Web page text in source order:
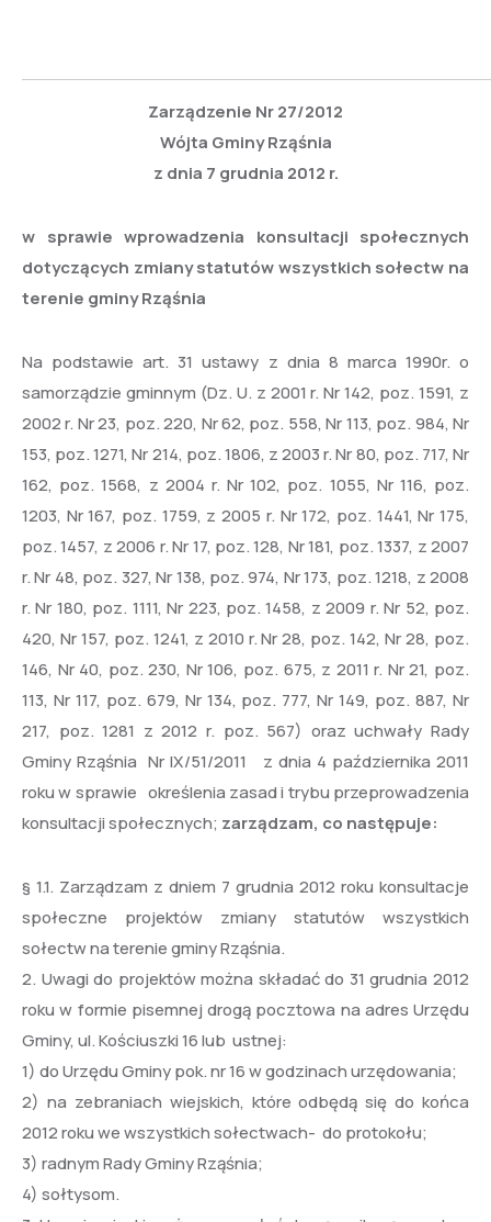
Zarządzenie Nr 27/2012
Wójta Gminy Rząśnia
z dnia 7 grudnia 2012 r.
w sprawie wprowadzenia konsultacji społecznych
dotyczących zmiany statutów wszystkich sołectw na
terenie gminy Rząśnia
Na podstawie art. 31 ustawy z dnia 8 marca 1990r. o
samorządzie gminnym (Dz. U. z 2001 r. Nr 142, poz. 1591, z
2002 r. Nr 23, poz. 220, Nr 62, poz. 558, Nr 113, poz. 984, Nr
153, poz. 1271, Nr 214, poz. 1806, z 2003 r. Nr 80, poz. 717, Nr
162, poz. 1568, z 2004 r. Nr 102, poz. 1055, Nr 116, poz.
1203, Nr 167, poz. 1759, z 2005 r. Nr 172, poz. 1441, Nr 175,
poz. 1457, z 2006 r. Nr 17, poz. 128, Nr 181, poz. 1337, z 2007
r. Nr 48, poz. 327, Nr 138, poz. 974, Nr 173, poz. 1218, z 2008
r. Nr 180, poz. 1111, Nr 223, poz. 1458, z 2009 r. Nr 52, poz.
420, Nr 157, poz. 1241, z 2010 r. Nr 28, poz. 142, Nr 28, poz.
146, Nr 40, poz. 230, Nr 106, poz. 675, z 2011 r. Nr 21, poz.
113, Nr 117, poz. 679, Nr 134, poz. 777, Nr 149, poz. 887, Nr
217, poz. 1281 z 2012 r. poz. 567) oraz uchwały Rady
Gminy Rząśnia Nr IX/51/2011 z dnia 4 października 2011
roku w sprawie określenia zasad i trybu przeprowadzenia
konsultacji społecznych; zarządzam, co następuje:
§ 1.1. Zarządzam z dniem 7 grudnia 2012 roku konsultacje
społeczne projektów zmiany statutów wszystkich
sołectw na terenie gminy Rząśnia.
2. Uwagi do projektów można składać do 31 grudnia 2012
roku w formie pisemnej drogą pocztowa na adres Urzędu
Gminy, ul. Kościuszki 16 lub ustnej:
1) do Urzędu Gminy pok. nr 16 w godzinach urzędowania;
2) na zebraniach wiejskich, które odbędą się do końca
2012 roku we wszystkich sołectwach- do protokołu;
3) radnym Rady Gminy Rząśnia;
4) sołtysom.